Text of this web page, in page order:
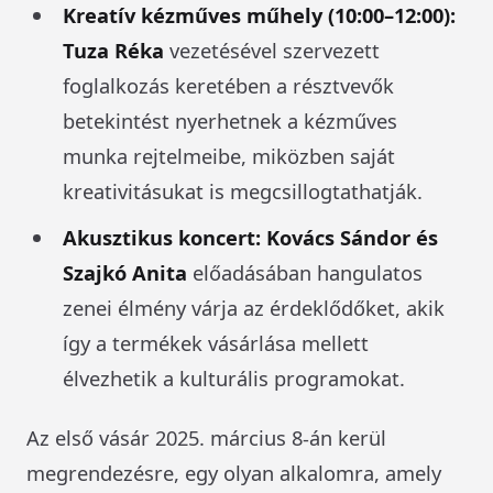
Kreatív kézműves műhely (10:00–12:00):
Tuza Réka vezetésével szervezett
foglalkozás keretében a résztvevők
betekintést nyerhetnek a kézműves
munka rejtelmeibe, miközben saját
kreativitásukat is megcsillogtathatják.
Akusztikus koncert: Kovács Sándor és
Szajkó Anita előadásában hangulatos
zenei élmény várja az érdeklődőket, akik
így a termékek vásárlása mellett
élvezhetik a kulturális programokat.
Az első vásár 2025. március 8-án kerül
megrendezésre, egy olyan alkalomra, amely